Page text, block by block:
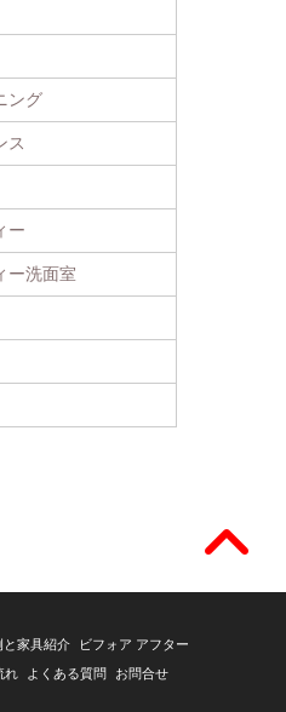
ング
ス
ー
ー洗面室
と家具紹介
ビフォア アフター
れ よくある質問
お問合せ